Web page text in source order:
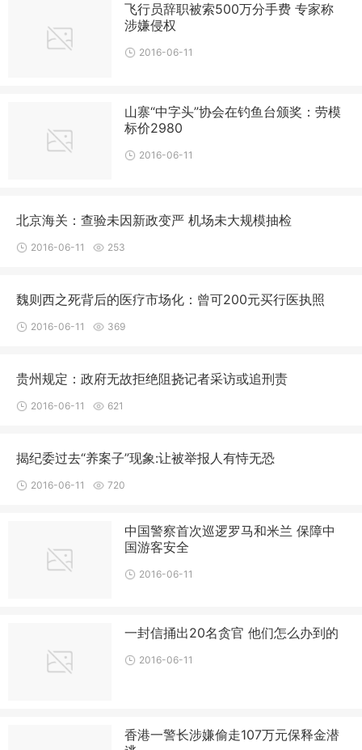
飞行员辞职被索500万分手费 专家称
涉嫌侵权
2016-06-11
山寨“中字头”协会在钓鱼台颁奖：劳模
标价2980
2016-06-11
北京海关：查验未因新政变严 机场未大规模抽检
2016-06-11 253
魏则西之死背后的医疗市场化：曾可200元买行医执照
2016-06-11 369
贵州规定：政府无故拒绝阻挠记者采访或追刑责
2016-06-11 621
揭纪委过去“养案子”现象:让被举报人有恃无恐
2016-06-11 720
中国警察首次巡逻罗马和米兰 保障中
国游客安全
2016-06-11
一封信捅出20名贪官 他们怎么办到的
2016-06-11
香港一警长涉嫌偷走107万元保释金潜